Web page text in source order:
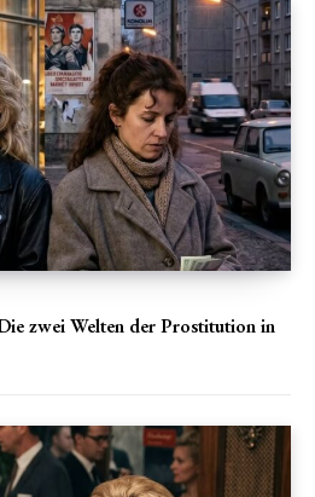
zwei Welten der Prostitution in